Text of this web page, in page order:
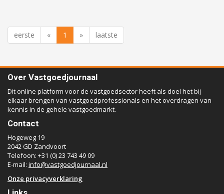
eerste « 1 » laatste
Over Vastgoedjournaal
Dit online platform voor de vastgoedsector heeft als doel het bij
elkaar brengen van vastgoedprofessionals en het overdragen van
kennis in de gehele vastgoedmarkt.
Contact
Hogeweg 19
2042 GD Zandvoort
Telefoon: +31 (0) 23 743 49 09
E-mail: info@vastgoedjournaal.nl
Onze privacyverklaring